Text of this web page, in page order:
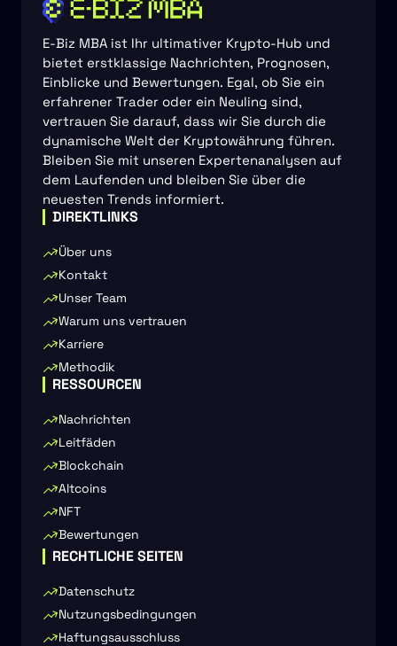
E-Biz MBA ist Ihr ultimativer Krypto-Hub und
bietet erstklassige Nachrichten, Prognosen,
Einblicke und Bewertungen. Egal, ob Sie ein
erfahrener Trader oder ein Neuling sind,
vertrauen Sie darauf, dass wir Sie durch die
dynamische Welt der Kryptowährung führen.
Bleiben Sie mit unseren Expertenanalysen auf
dem Laufenden und bleiben Sie über die
neuesten Trends informiert.
DIREKTLINKS
Über uns
Kontakt
Unser Team
Warum uns vertrauen
Karriere
Methodik
RESSOURCEN
Nachrichten
Leitfäden
Blockchain
Altcoins
NFT
Bewertungen
RECHTLICHE SEITEN
Datenschutz
Nutzungsbedingungen
Haftungsausschluss